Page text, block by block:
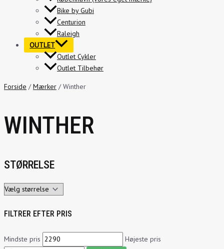
Bike by Gubi
Centurion
Raleigh
OUTLET
Outlet Cykler
Outlet Tilbehør
Forside /Mærker / Winther
WINTHER
STØRRELSE
FILTRER EFTER PRIS
Mindste pris Højeste pris